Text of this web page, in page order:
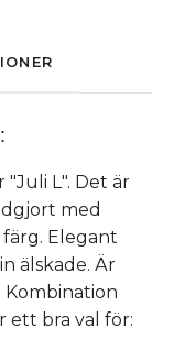
L". Det är
med
Elegant
älskade. Är
Kombination
ett bra val för: